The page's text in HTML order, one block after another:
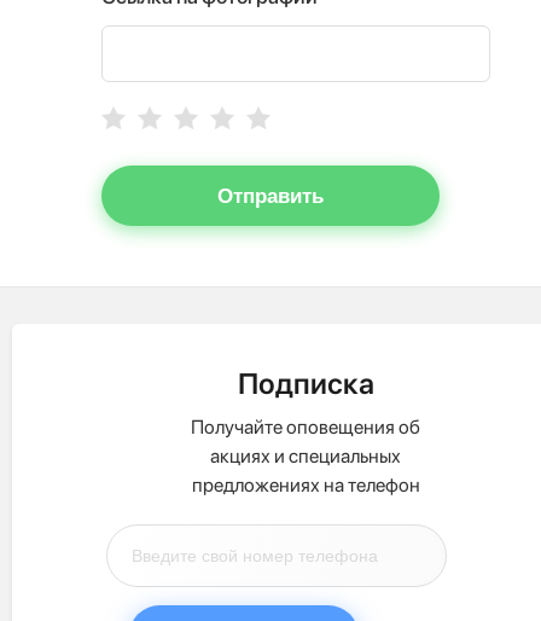
Отправить
Подписка
Получайте оповещения об
акциях и специальных
предложениях на телефон